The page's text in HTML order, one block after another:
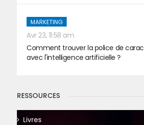
MARKETING
Avr 23, 11:58 am
Comment trouver la police de
avec l'intelligence artificielle ?
RESSOURCES
Livres